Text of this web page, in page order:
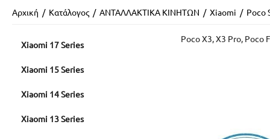
Αρχική / Κατάλογος / ΑΝΤΑΛΛΑΚΤΙΚΑ ΚΙΝΗΤΩΝ / Xiaomi / Poco
Poco X3, X3 Pro, Poco
Xiaomi 17 Series
Xiaomi 15 Series
Xiaomi 14 Series
Xiaomi 13 Series